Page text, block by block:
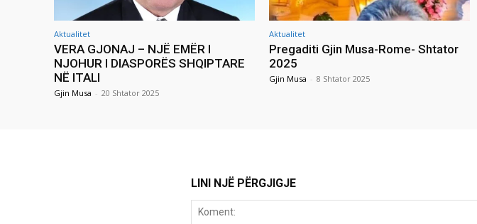
Aktualitet
VERA GJONAJ – NJË EMËR I
NJOHUR I DIASPORËS SHQIPTARE
NË ITALI
Gjin Musa - 20 Shtator 2025
Aktualitet
Pregaditi Gjin Musa-Rome- Shtator
2025
Gjin Musa - 8 Shtator 2025
LINI NJË PËRGJIGJE